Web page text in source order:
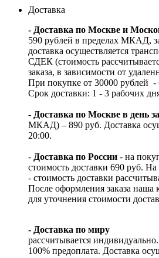
Доставка
- Доставка по Москве и
590 рублей в пределах МКАД,
доставка осуществляется
СДЕК (стоимость
заказа, в зависимости от
При покупке от 30000 рублей -
Срок доставки: 1 - 3 рабочих
- Доставка по Москве в день
МКАД) – 890 руб. Доставка
20:00.
- Доставка по России - на
стоимость доставки 690 руб.
- стоимость доставки
После оформления заказа наша
для уточнения стоимости
- Доставка по миру
рассчитывается индивидуально.
100% предоплата. Доставка